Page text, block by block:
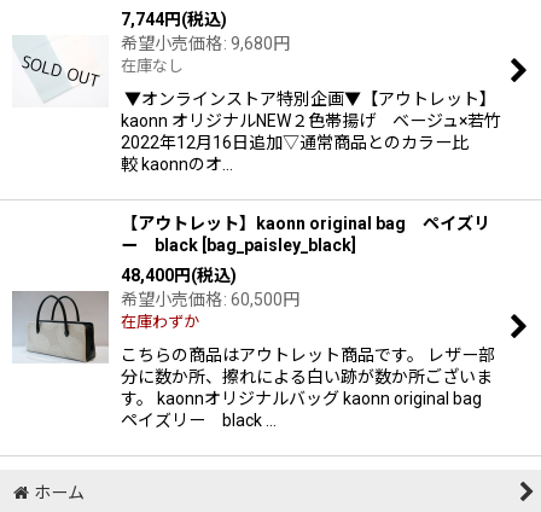
7,744円(税込)
希望小売価格: 9,680円
在庫なし
▼オンラインストア特別企画▼【アウトレット】
kaonn オリジナルNEW２色帯揚げ ベージュ×若竹
2022年12月16日追加▽通常商品とのカラー比
較 kaonnのオ…
【アウトレット】kaonn original bag ペイズリ
ー black
bag_paisley_black
48,400円(税込)
希望小売価格: 60,500円
在庫わずか
こちらの商品はアウトレット商品です。 レザー部
分に数か所、擦れによる白い跡が数か所ございま
す。 kaonnオリジナルバッグ kaonn original bag
ペイズリー black …
ホーム